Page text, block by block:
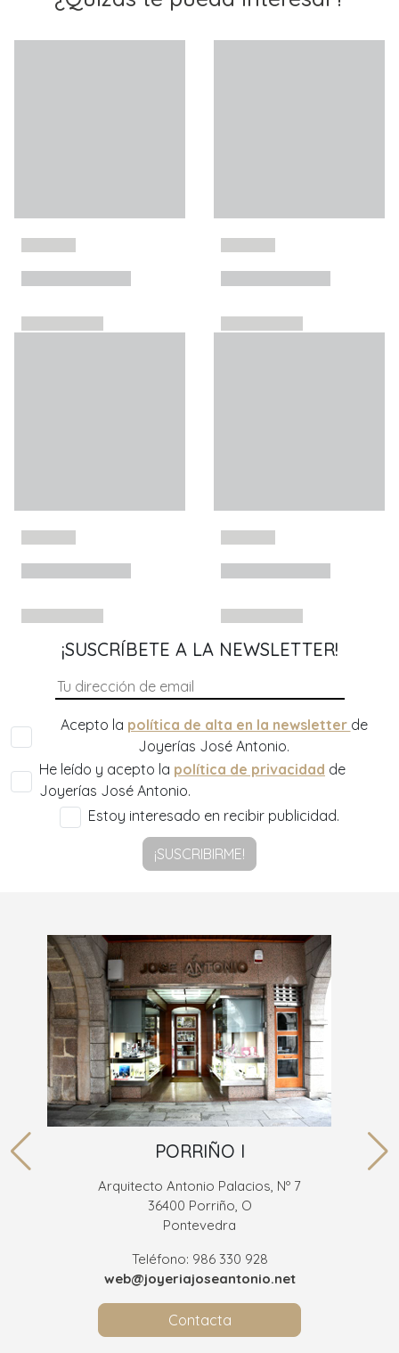
¡SUSCRÍBETE A LA NEWSLETTER!
Acepto la política de alta en la newsletter de
Joyerías José Antonio.
He leído y acepto la política de privacidad de
Joyerías José Antonio.
Estoy interesado en recibir publicidad.
¡SUSCRIBIRME!
PORRIÑO I
Arquitecto Antonio Palacios, Nº 7
36400 Porriño, O
Pontevedra
Teléfono: 986 330 928
web@joyeriajoseantonio.net
Contacta